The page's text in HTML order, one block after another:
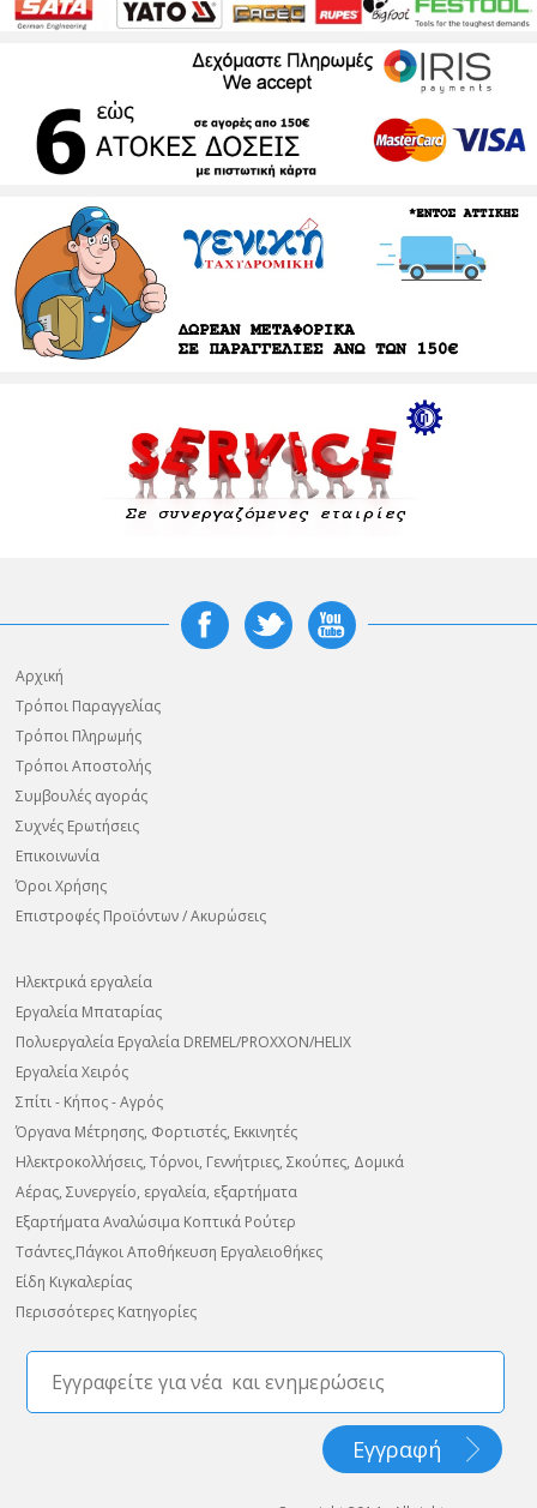
Αρχική
Τρόποι Παραγγελίας
Τρόποι Πληρωμής
Τρόποι Αποστολής
Συμβουλές αγοράς
Συχνές Ερωτήσεις
Επικοινωνία
Όροι Χρήσης
Επιστροφές Προϊόντων / Ακυρώσεις
Ηλεκτρικά εργαλεία
Εργαλεία Μπαταρίας
Πολυεργαλεία Εργαλεία DREMEL/PROXXON/HELIX
Εργαλεία Χειρός
Σπίτι - Κήπος - Αγρός
Όργανα Μέτρησης, Φορτιστές, Εκκινητές
Ηλεκτροκολλήσεις, Τόρνοι, Γεννήτριες, Σκούπες, Δομικά
Αέρας, Συνεργείο, εργαλεία, εξαρτήματα
Εξαρτήματα Αναλώσιμα Κοπτικά Ρούτερ
Τσάντες,Πάγκοι Αποθήκευση Εργαλειοθήκες
Είδη Κιγκαλερίας
Περισσότερες Κατηγορίες